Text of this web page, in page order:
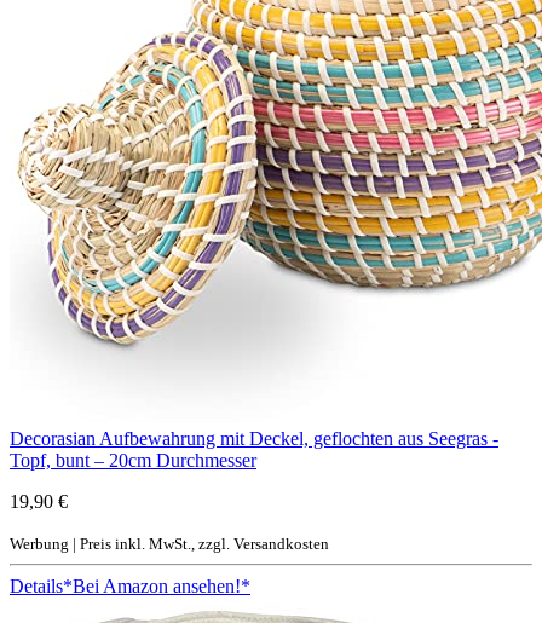
Decorasian Aufbewahrung mit Deckel, geflochten aus Seegras -
Topf, bunt – 20cm Durchmesser
19,90 €
Werbung | Preis inkl. MwSt., zzgl. Versandkosten
Details*Bei Amazon ansehen!*